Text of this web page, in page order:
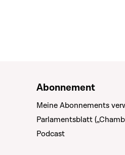
Abonnement
Meine Abonnements
Parlamentsblatt
Podcast